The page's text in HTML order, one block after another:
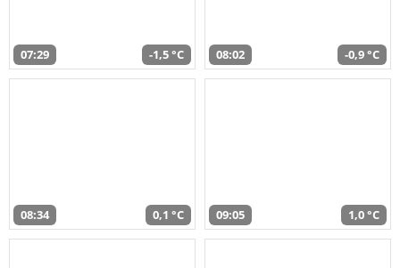
07:29 -1,5 °C 08:02 -0,9 °C
08:34 0,1 °C 09:05 1,0 °C